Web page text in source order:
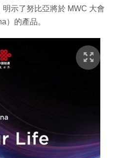
示了努比亞將於 MWC 大會
）的產品。